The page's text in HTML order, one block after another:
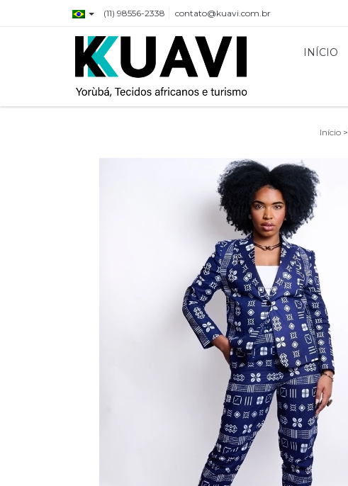
(11) 98556-2338 contato@kuavi.com.br
INÍCIO
Início >